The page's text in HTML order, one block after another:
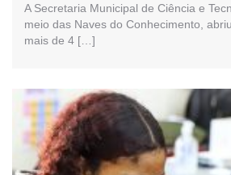
A Secretaria Municipal de Ciência e
meio das Naves do Conhecimento,
mais de 4 […]